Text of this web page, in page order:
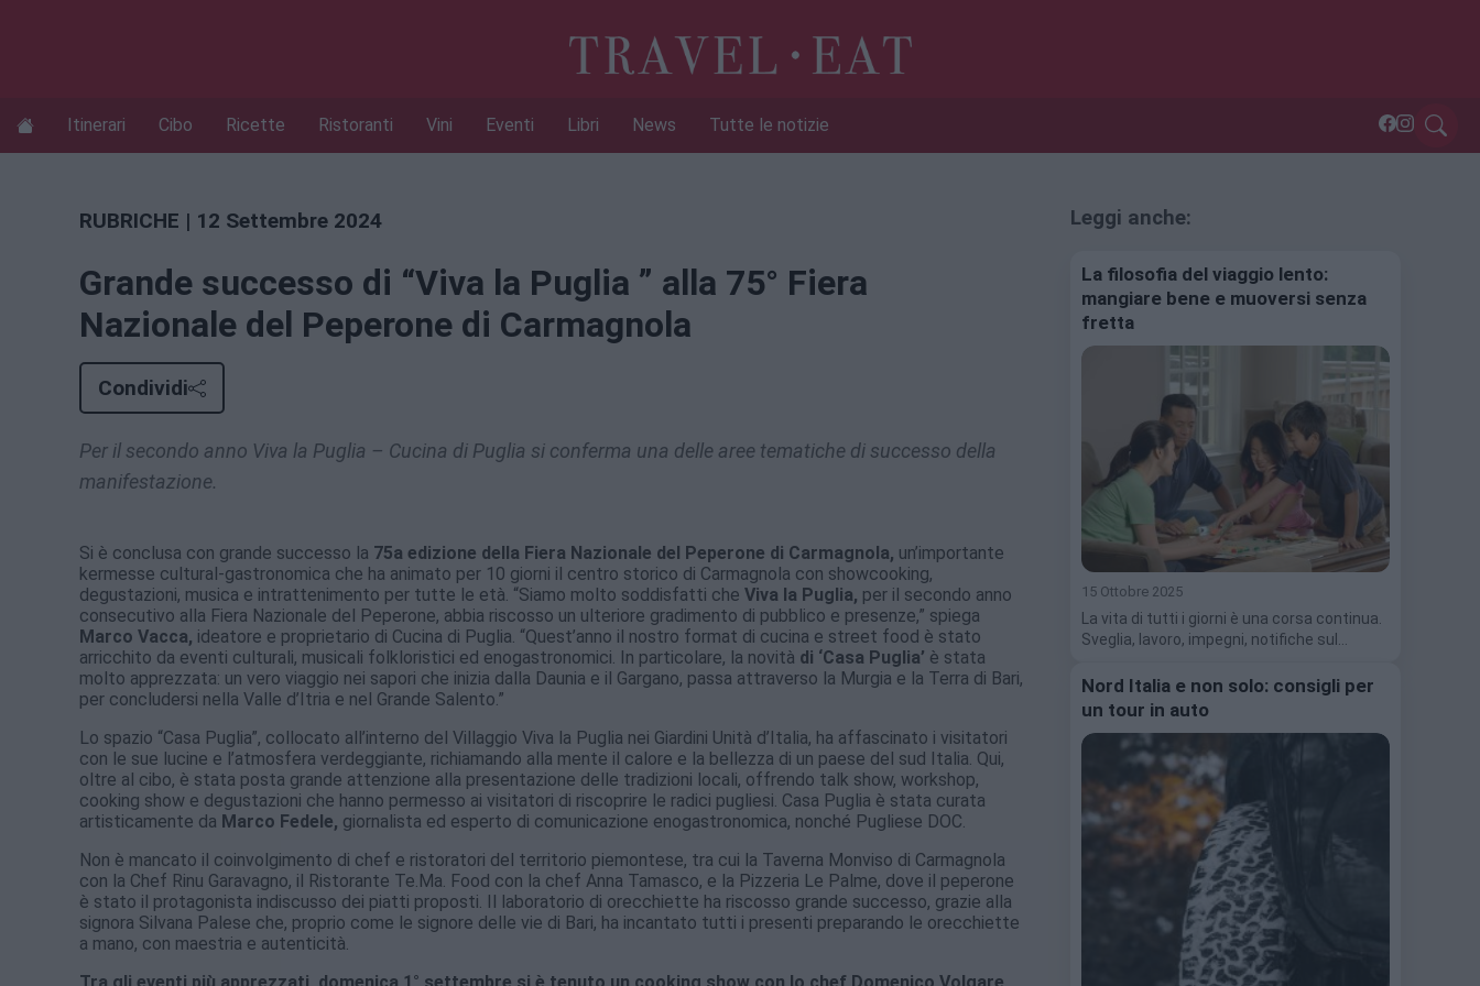
Itinerari Cibo Ricette Ristoranti Vini Eventi Libri News Tutte le notizie
RUBRICHE | 12 Settembre 2024
Grande successo di “Viva la Puglia ” alla 75° Fiera
Nazionale del Peperone di Carmagnola
Condividi
Per il secondo anno Viva la Puglia – Cucina di Puglia si conferma una delle aree tematiche di successo della
manifestazione.
Si è conclusa con grande successo la 75a edizione della Fiera Nazionale del Peperone di Carmagnola, un’importante
kermesse cultural-gastronomica che ha animato per 10 giorni il centro storico di Carmagnola con showcooking,
degustazioni, musica e intrattenimento per tutte le età. “Siamo molto soddisfatti che Viva la Puglia, per il secondo anno
consecutivo alla Fiera Nazionale del Peperone, abbia riscosso un ulteriore gradimento di pubblico e presenze,” spiega
Marco Vacca, ideatore e proprietario di Cucina di Puglia. “Quest’anno il nostro format di cucina e street food è stato
arricchito da eventi culturali, musicali folkloristici ed enogastronomici. In particolare, la novità di ‘Casa Puglia’ è stata
molto apprezzata: un vero viaggio nei sapori che inizia dalla Daunia e il Gargano, passa attraverso la Murgia e la Terra di Bari,
per concludersi nella Valle d’Itria e nel Grande Salento.”
Lo spazio “Casa Puglia”, collocato all’interno del Villaggio Viva la Puglia nei Giardini Unità d’Italia, ha affascinato i visitatori
con le sue lucine e l’atmosfera verdeggiante, richiamando alla mente il calore e la bellezza di un paese del sud Italia. Qui,
oltre al cibo, è stata posta grande attenzione alla presentazione delle tradizioni locali, offrendo talk show, workshop,
cooking show e degustazioni che hanno permesso ai visitatori di riscoprire le radici pugliesi. Casa Puglia è stata curata
artisticamente da Marco Fedele, giornalista ed esperto di comunicazione enogastronomica, nonché Pugliese DOC.
Non è mancato il coinvolgimento di chef e ristoratori del territorio piemontese, tra cui la Taverna Monviso di Carmagnola
con la Chef Rinu Garavagno, il Ristorante Te.Ma. Food con la chef Anna Tamasco, e la Pizzeria Le Palme, dove il peperone
è stato il protagonista indiscusso dei piatti proposti. Il laboratorio di orecchiette ha riscosso grande successo, grazie alla
signora Silvana Palese che, proprio come le signore delle vie di Bari, ha incantato tutti i presenti preparando le orecchiette
a mano, con maestria e autenticità.
Leggi anche:
La filosofia del viaggio lento:
mangiare bene e muoversi senza
fretta
15 Ottobre 2025
La vita di tutti i giorni è una corsa continua.
Sveglia, lavoro, impegni, notifiche sul…
Nord Italia e non solo: consigli per
un tour in auto